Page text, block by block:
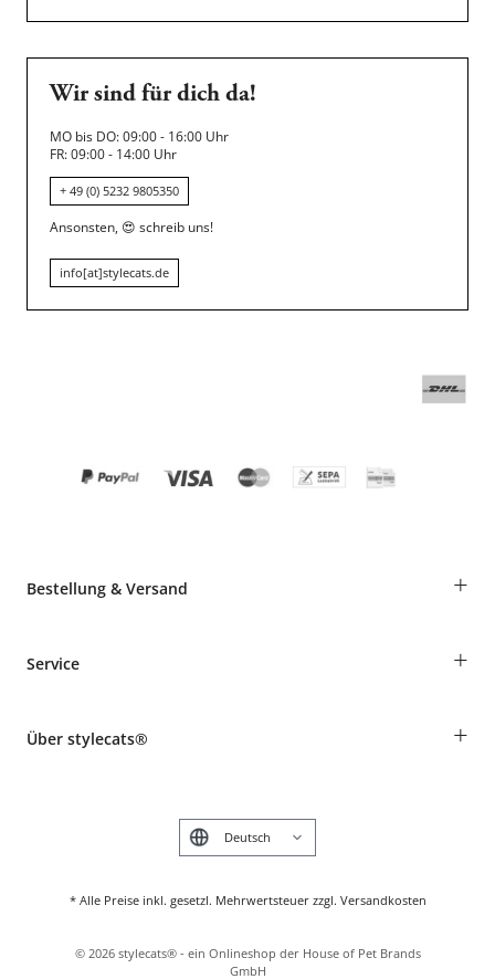
Wir sind für dich da!
MO bis DO: 09:00 - 16:00 Uhr
FR: 09:00 - 14:00 Uhr
+ 49 (0) 5232 9805350
Ansonsten, 😍 schreib uns!
info[at]stylecats.de
Bestellung & Versand +
Informationen zur Lieferung
Produkte reklamieren und zurücksenden
Service +
Tierkrankenversicherung
Über stylecats® +
* Alle Preise inkl. gesetzl. Mehrwertsteuer zzgl. Versandkosten
English
© 2026 stylecats® - ein Onlineshop der House of Pet Brands
GmbH